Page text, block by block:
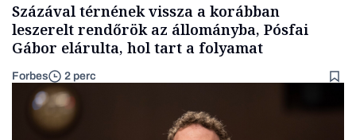
Százával térnének vissza a korábban
leszerelt rendőrök az állományba, Pósfai
Gábor elárulta, hol tart a folyamat
Forbes 2 perc